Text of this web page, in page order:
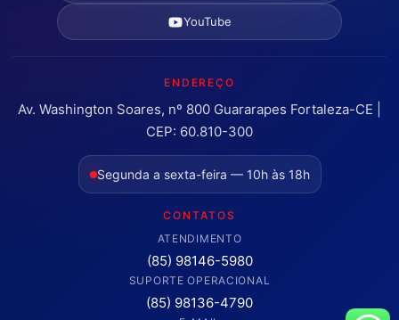
YouTube
ENDEREÇO
Av. Washington Soares, nº 800 Guararapes Fortaleza-CE |
CEP: 60.810-300
Segunda a sexta-feira — 10h às 18h
CONTATOS
ATENDIMENTO
(85) 98146-5980
SUPORTE OPERACIONAL
(85) 98136-4790